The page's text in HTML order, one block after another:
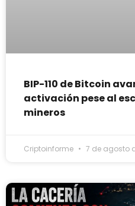
BIP-110 de Bitcoin
activación pese al
mineros
Criptoinforme 7 de agosto